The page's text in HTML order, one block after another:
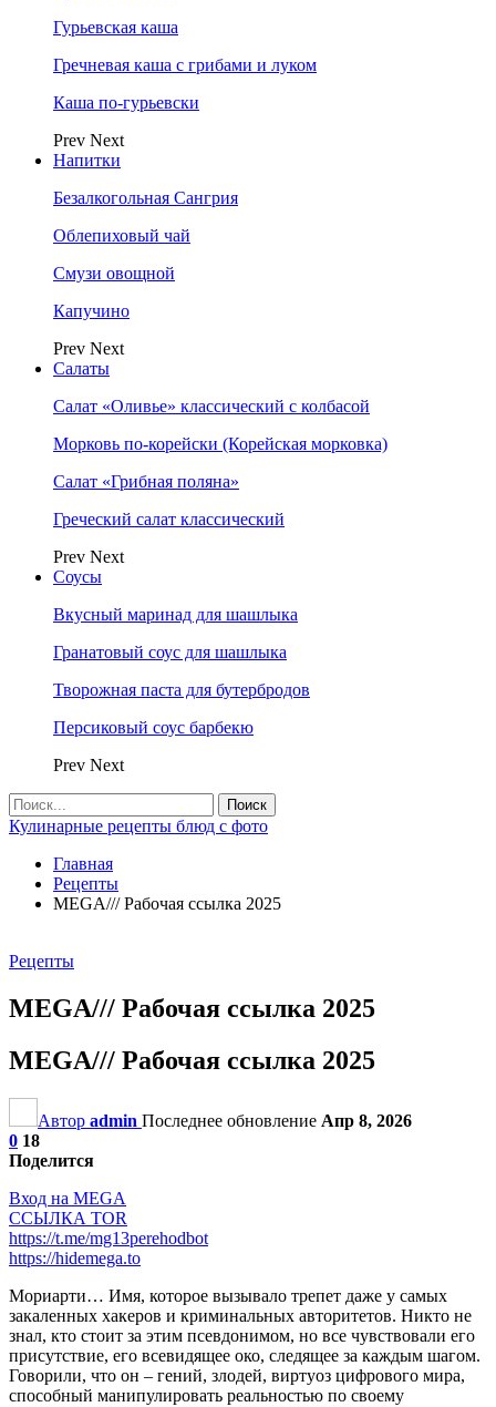
Гурьевская каша
Гречневая каша с грибами и луком
Каша по-гурьевски
Prev Next
Напитки
Безалкогольная Сангрия
Облепиховый чай
Смузи овощной
Капучино
Prev Next
Салаты
Салат «Оливье» классический с колбасой
Морковь по-корейски (Корейская морковка)
Салат «Грибная поляна»
Греческий салат классический
Prev Next
Соусы
Вкусный маринад для шашлыка
Гранатовый соус для шашлыка
Творожная паста для бутербродов
Персиковый соус барбекю
Prev Next
Кулинарные рецепты блюд с фото
Главная
Рецепты
MEGA/// Рабочая ссылка 2025
Рецепты
MEGA/// Рабочая ссылка 2025
MEGA/// Рабочая ссылка 2025
Автор admin Последнее обновление Апр 8, 2026
0 18
Поделится
Вход на MEGA
ССЫЛКА TOR
https://t.me/mg13perehodbot
https://hidemega.to
Мориарти… Имя, которое вызывало трепет даже у самых
закаленных хакеров и криминальных авторитетов. Никто не
знал, кто стоит за этим псевдонимом, но все чувствовали его
присутствие, его всевидящее око, следящее за каждым шагом.
Говорили, что он – гений, злодей, виртуоз цифрового мира,
способный манипулировать реальностью по своему